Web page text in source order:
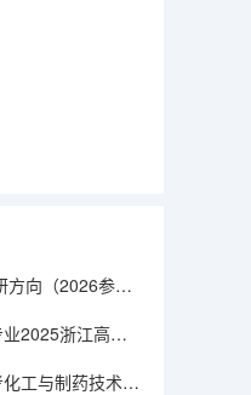
（2026参考）
分被录取的可能性大吗
专业的公务员职位吗？